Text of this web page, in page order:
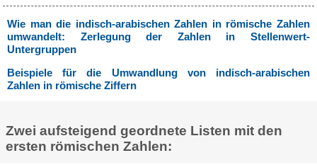
Wie man die indisch-arabischen Zahlen in römische Zahlen
umwandelt: Zerlegung der Zahlen in Stellenwert-
Untergruppen
Beispiele für die Umwandlung von indisch-arabischen
Zahlen in römische Ziffern
Zwei aufsteigend geordnete Listen mit den
ersten römischen Zahlen: